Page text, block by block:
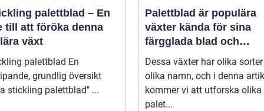
palettblad – En
till att föröka denna
växt
palettblad En
grundlig översikt
över "ta stickling palettblad" ...
Palettblad är populära
växter kända för sina
färgglada blad och
dekorativa utseende
Dessa växter har olika
olika namn, och i denna
kommer vi att utforska olika
palet...